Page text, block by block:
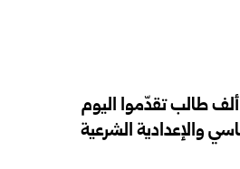
تربية حلب: أكثر من 79 ألف طالب تقدّموا اليوم
والإعدادية الشرعية